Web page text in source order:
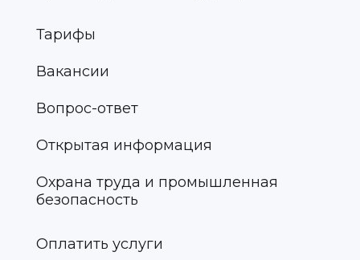
Тарифы
Вакансии
Вопрос-ответ
Открытая информация
Охрана труда и промышленная
безопасность
Оплатить услуги